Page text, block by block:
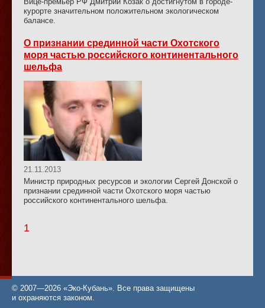
курорте значительном положительном экологическом
балансе.
О признании срединной части Охотского
моря частью российского континентального
шельфа
21.11.2013
Министр природных ресурсов и экологии Сергей Донской о
признании срединной части Охотского моря частью
российского континентального шельфа.
1
© 2007—2026 «Эко-Кубань». Все права защищены
и охраняются законом.